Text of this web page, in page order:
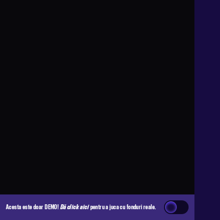
Acesta este doar DEMO!Dă click aicipentru a juca cu fonduri reale.